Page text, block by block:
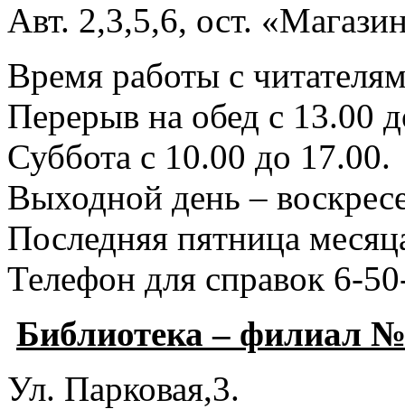
Авт. 2,3,5,6, ост.
Время работы с
Перерыв на обед с 13.00
Суббота с 10.00 до 17.00.
Выходной день –
Последняя пятница
Телефон для справок 6-
Библиотека – филиал
Ул. Парковая,3.